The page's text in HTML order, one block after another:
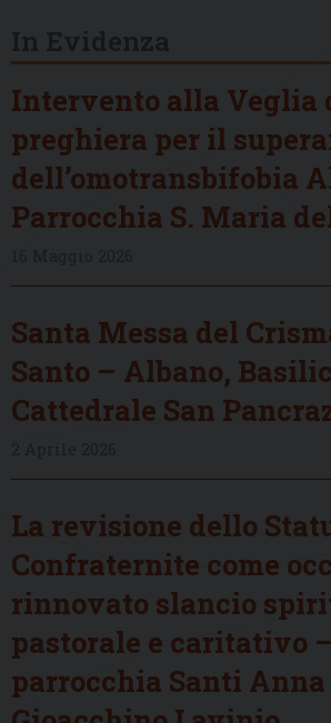
Intervento alla Veglia
preghiera per il
dell’omotransbifobia
Parrocchia S. Maria
Santa Messa del
Santo – Albano,
Cattedrale San
La revisione dello
Confraternite come
rinnovato slancio
pastorale e caritativo –
parrocchia Santi Anna